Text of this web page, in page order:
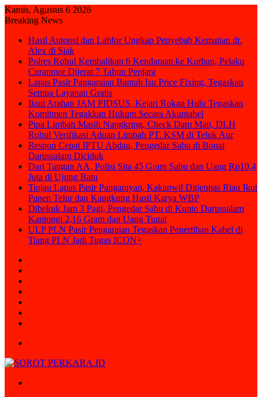
Kamis, Agustus 6 2026
Breaking News
Hasil Autopsi dan Labfor Ungkap Penyebab Kematian dr.
Alex di Siak
Polres Rohul Kembalikan 6 Kendaraan ke Korban, Pelaku
Curanmor Dijerat 7 Tahun Penjara
Lapas Pasir Pangaraian Bantah Isu Price Fixing, Tegaskan
Semua Layanan Gratis
Ikuti Arahan JAM PIDSUS, Kejari Rokan Hulu Tegaskan
Komitmen Tegakkan Hukum Secara Akuntabel
Pipa Limbah Masih Nangkring, Check Dam Mati, DLH
Rohul Verifikasi Aduan Limbah PT. KSM di Teluk Aur
Respon Cepat IPTU Abdau, Pengedar Sabu di Bonai
Darussalam Diciduk
Dari Tangan AA, Polisi Sita 45 Gram Sabu dan Uang Rp10,4
Juta di Ujung Batu
Tinjau Lapas Pasir Pangarayan, Kakanwil Ditjenpas Riau Ikut
Panen Telur dan Kangkung Hasil Karya WBP
Dibekuk Jam 3 Pagi, Pengedar Sabu di Kunto Darussalam
Kantongi 2,16 Gram dan Uang Tunai
ULP PLN Pasir Pengaraian Tegaskan Penertiban Kabel di
Tiang PLN Jadi Tugas ICON+